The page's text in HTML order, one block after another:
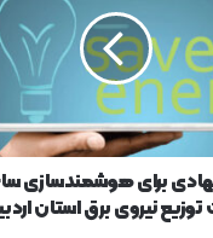
برای هوشمندسازی
نیروی برق استان